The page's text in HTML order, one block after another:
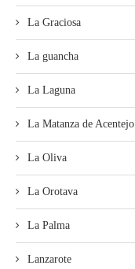
La Graciosa
La guancha
La Laguna
La Matanza de Acentejo
La Oliva
La Orotava
La Palma
Lanzarote